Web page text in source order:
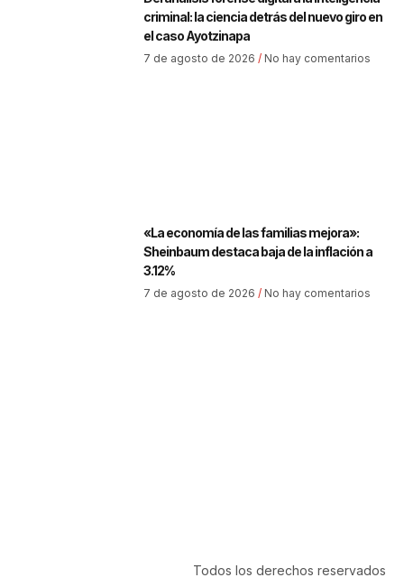
criminal: la ciencia detrás del nuevo giro en
el caso Ayotzinapa
7 de agosto de 2026 No hay comentarios
«La economía de las familias mejora»:
Sheinbaum destaca baja de la inflación a
3.12%
7 de agosto de 2026 No hay comentarios
Todos los derechos reservados